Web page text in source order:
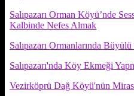
Salıpazarı Orman Köyü’nde
Kalbinde Nefes Almak
Salıpazarı Ormanlarında
Salıpazarı'nda Köy Ekmeği
Vezirköprü Dağ Köyü'nün